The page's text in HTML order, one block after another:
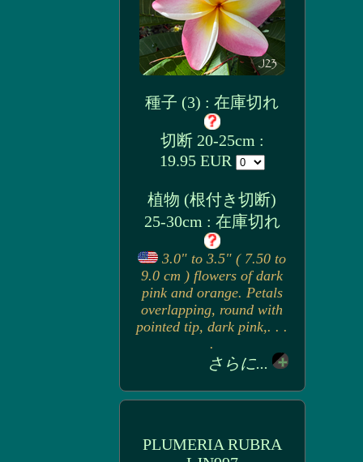
種子 (3) : 在庫切れ
切断 20-25cm :
19.95 EUR
植物 (根付き切断)
25-30cm : 在庫切れ
3.0" to 3.5" ( 7.50 to
9.0 cm ) flowers of dark
pink and orange. Petals
overlapping, round with
pointed tip, dark pink,. . .
.
さらに...
PLUMERIA RUBRA